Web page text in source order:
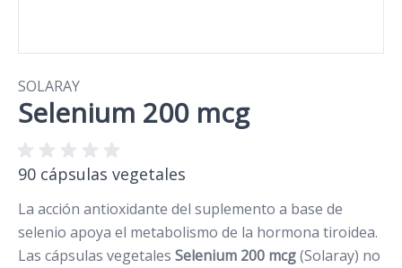
SOLARAY
Selenium 200 mcg
90 cápsulas vegetales
La acción antioxidante del suplemento a base de
selenio apoya el metabolismo de la hormona tiroidea.
Las cápsulas vegetales Selenium 200 mcg(Solaray) no